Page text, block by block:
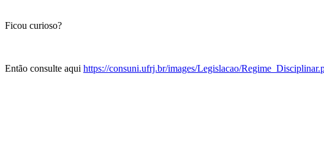
Ficou curioso?
Então consulte aqui https://consuni.ufrj.br/images/Legislacao/